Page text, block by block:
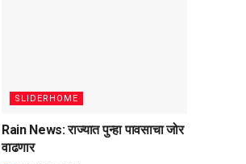
SLIDERHOME
Rain News: राज्यात पुन्हा पावसाचा जोर
वाढणार